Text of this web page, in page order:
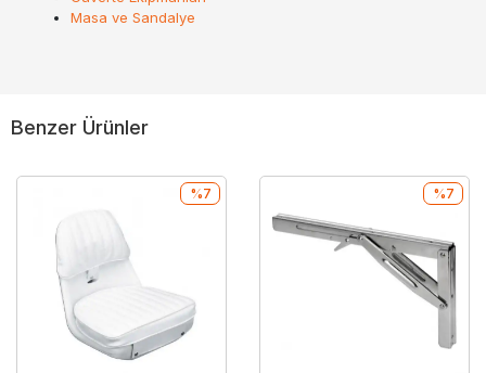
Masa ve Sandalye
Benzer Ürünler
%7 %7